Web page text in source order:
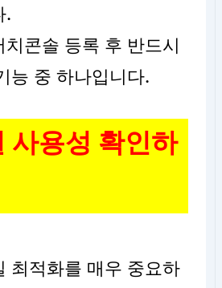
.
콘솔 등록 후 반드시
능 중 하나입니다.
사용성 확인하
최적화를 매우 중요하